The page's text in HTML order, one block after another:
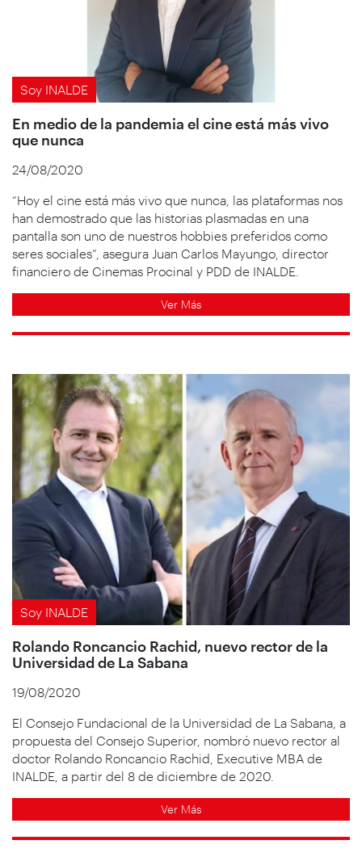
Soy INALDE
En medio de la pandemia el cine está más vivo
que nunca
24/08/2020
“Hoy el cine está más vivo que nunca, las plataformas nos
han demostrado que las historias plasmadas en una
pantalla son uno de nuestros hobbies preferidos como
seres sociales”, asegura Juan Carlos Mayungo, director
financiero de Cinemas Procinal y PDD de INALDE.
Ver Más
Soy INALDE
Rolando Roncancio Rachid, nuevo rector de la
Universidad de La Sabana
19/08/2020
El Consejo Fundacional de la Universidad de La Sabana, a
propuesta del Consejo Superior, nombró nuevo rector al
doctor Rolando Roncancio Rachid, Executive MBA de
INALDE, a partir del 8 de diciembre de 2020.
Ver Más